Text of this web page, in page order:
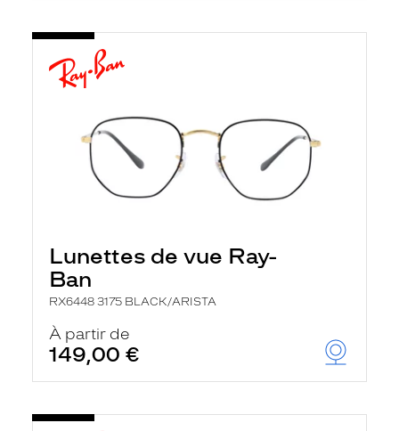
Lunettes de vue Ray-
Ban
RX6448 3175 BLACK/ARISTA
À partir de
149,00 €